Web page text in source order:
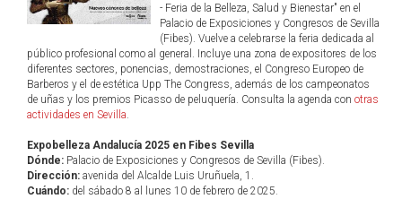
- Feria de la Belleza, Salud y Bienestar" en el
Palacio de Exposiciones y Congresos de Sevilla
(Fibes). Vuelve a celebrarse la feria dedicada al
público profesional como al general. Incluye una zona de expositores de los
diferentes sectores, ponencias, demostraciones, el Congreso Europeo de
Barberos y el de estética Upp The Congress, además de los campeonatos
de uñas y los premios Picasso de peluquería. Consulta la agenda con otras
actividades en Sevilla.
Expobelleza Andalucía 2025 en Fibes Sevilla
Dónde: Palacio de Exposiciones y Congresos de Sevilla (Fibes).
Dirección: avenida del Alcalde Luis Uruñuela, 1.
Cuándo: del sábado 8 al lunes 10 de febrero de 2025.